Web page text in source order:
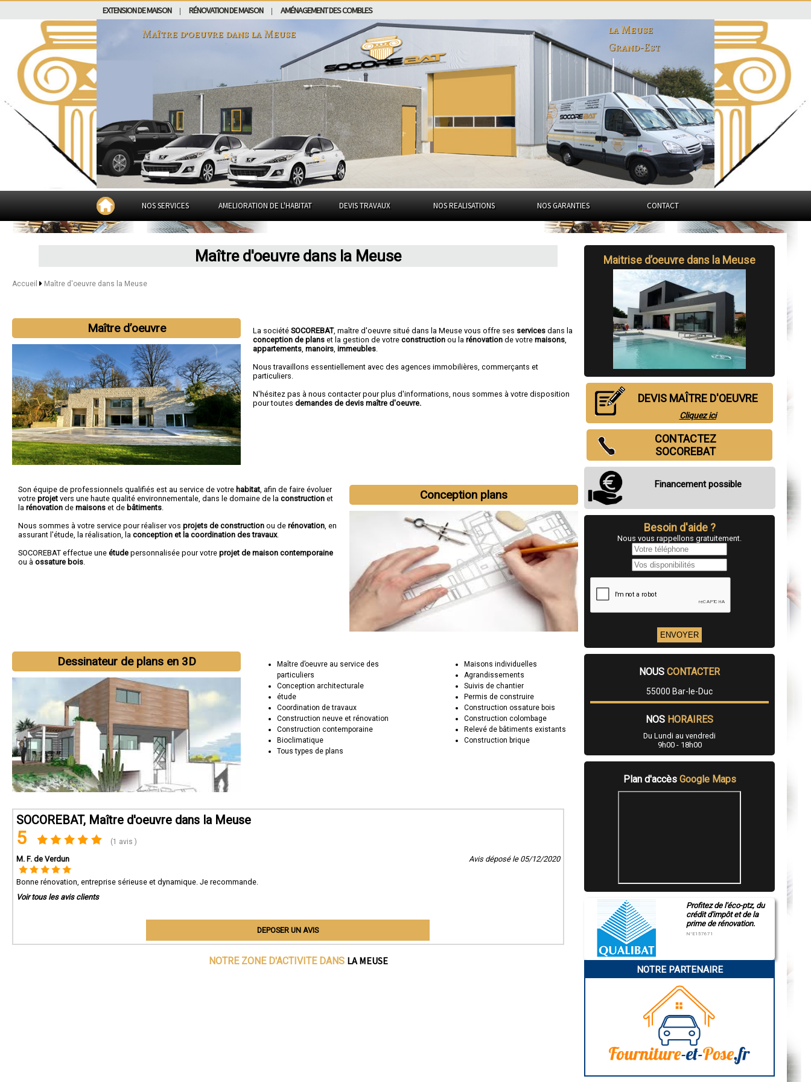
EXTENSION DE MAISON RÉNOVATION DE MAISON AMÉNAGEMENT DES COMBLES
Maître d’oeuvre dans la Meuse
la Meuse
Grand-Est
NOS SERVICES AMELIORATION DE L'HABITAT DEVIS TRAVAUX NOS REALISATIONS NOS GARANTIES CONTACT
Maître d'oeuvre dans la Meuse
Accueil Maître d'oeuvre dans la Meuse
Maître d’oeuvre La sociétéSOCOREBAT,maître d'oeuvre situé dans la Meuse vous offre ses services dans la
conception de plans et la gestion de votreconstruction ou larénovation de votremaisons
appartements ,manoirs ,immeubles
Nous travaillons essentiellement avec des agences immobilières, commerçants et
particuliers.
N'hésitez pas à nous contacter pour plus d'informations, nous sommes à votre disposition
pour toutesdemandes de devis maître d'oeuvre.
Conception plans
Son équipe de professionnels qualifiés est au service de votre habitat, afin de faire évoluer
votre projet vers une haute qualité environnementale, dans le domaine de la construction et
la rénovation de maisons et de bâtiments.
Nous sommes à votre service pour réaliser vos projets de construction ou de rénovation, en
assurant l'étude, la réalisation, la conception et la coordination des travaux.
SOCOREBAT effectue une étude personnalisée pour votre projet de maison contemporaine
ou à ossature bois.
Dessinateur de plans en 3D
Maître d’oeuvre au service des
particuliers
Conception architecturale
étude
Coordination de travaux
Construction neuve et rénovation
Construction contemporaine
Bioclimatique
Tous types de plans
Maisons individuelles
Agrandissements
Suivis de chantier
Permis de construire
Construction ossature bois
Construction colombage
Relevé de bâtiments existants
Construction brique
SOCOREBAT, Maître d'oeuvre dans la Meuse
5 (1 avis )
M. F. de Verdun Avis déposé le 05/12/2020
Bonne rénovation, entreprise sérieuse et dynamique. Je recommande.
Voir tous les avis clients
DEPOSER UN AVIS
NOTRE ZONE D'ACTIVITE DANS LA MEUSE
Maitrise d’oeuvre dans la Meuse
DEVIS MAÎTRE D'OEUVRE
Cliquez ici
CONTACTEZ
SOCOREBAT
Financement possible
Besoin d'aide ?
Nous vous rappellons gratuitement.
NOUS CONTACTER
55000 Bar-le-Duc
NOS HORAIRES
Du Lundi au vendredi
9h00 - 18h00
Plan d'accès Google Maps
Profitez de l'éco-ptz, du
crédit d'impôt et de la
prime de rénovation.
N°E157671
NOTRE PARTENAIRE